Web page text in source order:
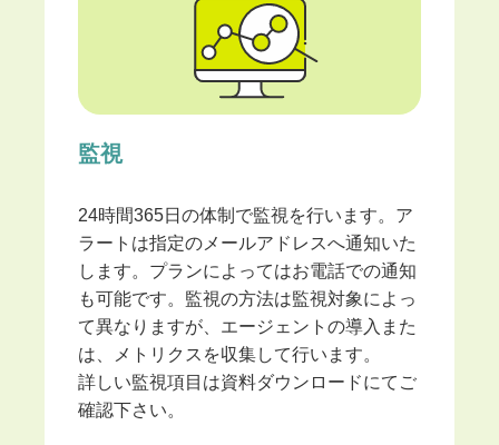
監視
24時間365日の体制で監視を行います。ア
ラートは指定のメールアドレスへ通知いた
します。プランによってはお電話での通知
も可能です。監視の方法は監視対象によっ
て異なりますが、エージェントの導入また
は、メトリクスを収集して行います。
詳しい監視項目は資料ダウンロードにてご
確認下さい。